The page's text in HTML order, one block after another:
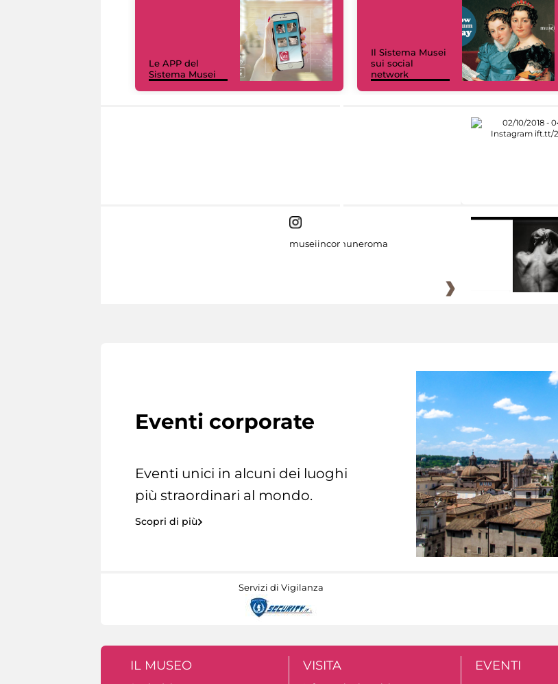
Le APP del
Sistema Musei
Il Sistema Musei
sui social
network
museiincomuneroma
Eventi corporate
Eventi unici in alcuni dei luoghi
più straordinari al mondo.
Scopri di più
Servizi di Vigilanza
IL MUSEO VISITA EVENTI